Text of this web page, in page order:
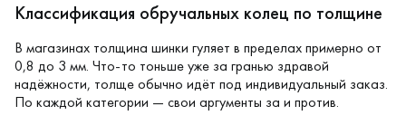
Классификация обручальных колец по толщине
В магазинах толщина шинки гуляет в пределах примерно от
0,8 до 3 мм. Что-то тоньше уже за гранью здравой
надёжности, толще обычно идёт под индивидуальный заказ.
По каждой категории — свои аргументы за и против.